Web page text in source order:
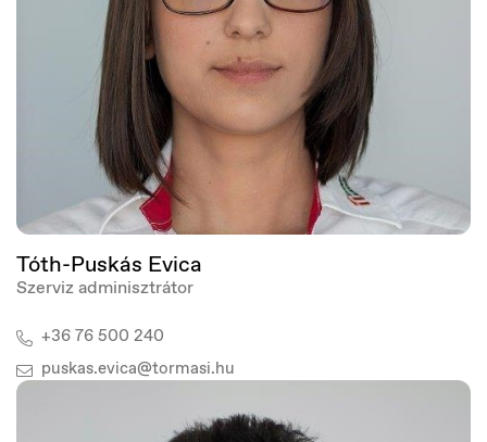
Tóth-Puskás Evica
Szerviz adminisztrátor
+36 76 500 240
puskas.evica@tormasi.hu